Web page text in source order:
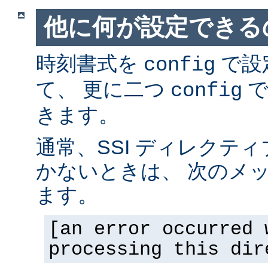
他に何が設定でき
時刻書式を config で設
て、 更に二つ config
きます。
通常、SSI ディレクテ
かないときは、 次のメ
ます。
[an error occurred
processing this